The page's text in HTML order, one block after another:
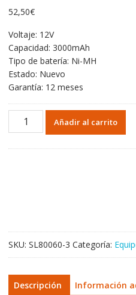
52,50€
Voltaje: 12V
Capacidad: 3000mAh
Tipo de batería: Ni-MH
Estado: Nuevo
Garantía: 12 meses
Batería
5521C,TEC-
5521E,TEC-
5521K
TEC-
5531,TEC-
Añadir al carrito
SKU: SL80060-3 Categoría:
Descripción Información